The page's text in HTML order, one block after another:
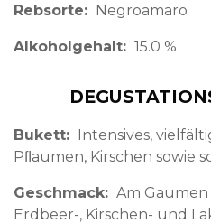
Rebsorte Negroamaro
Alkoholgehalt 15.0 %
Bukett
Intensives,
Pﬂaumen, Kirschen sowie
Geschmack
Am
Erdbeer-, Kirschen- und